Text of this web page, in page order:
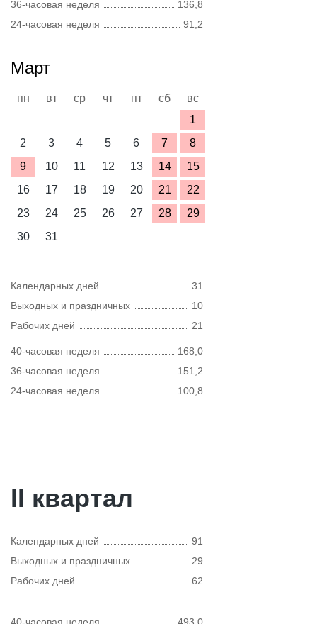
36-часовая неделя
136,8
24-часовая неделя
91,2
Март
пн вт ср чт пт сб
вс
1
2
3 4 5 6 7
8
9
10 11 12 13 14
15
16
17 18 19 20 21
22
23
24 25 26 27 28
29
30
31
Календарных дней
31
Выходных и праздничных
10
Рабочих дней
21
40-часовая неделя
168,0
36-часовая неделя
151,2
24-часовая неделя
100,8
II квартал
Календарных дней
91
Выходных и праздничных
29
Рабочих дней
62